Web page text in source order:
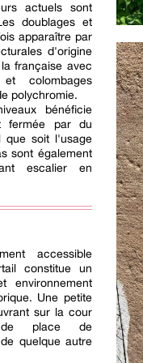
actuels sont
doublages et
apparaître par
d'origine
française avec
et colombages
polychromie.
bénéficie
fermée par du
que soit l'usage
sont également
escalier en
accessible
constitue un
environnement
Une petite
sur la cour
place de
quelque autre